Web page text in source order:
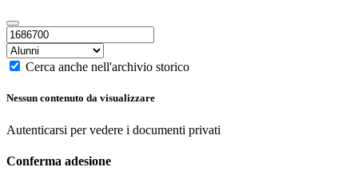
Cerca anche nell'archivio storico
Nessun contenuto da visualizzare
Autenticarsi per vedere i documenti privati
Conferma adesione